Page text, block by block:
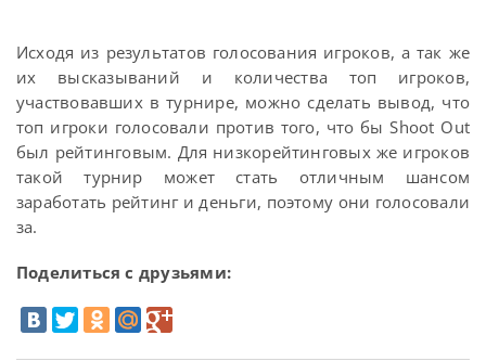
Исходя из результатов голосования игроков, а так же
их высказываний и количества топ игроков,
участвовавших в турнире, можно сделать вывод, что
топ игроки голосовали против того, что бы Shoot Out
был рейтинговым. Для низкорейтинговых же игроков
такой турнир может стать отличным шансом
заработать рейтинг и деньги, поэтому они голосовали
за.
Поделиться с друзьями: